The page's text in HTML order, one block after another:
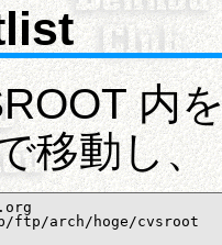
内
移動し
ftp/arch/hoge/cvsroot